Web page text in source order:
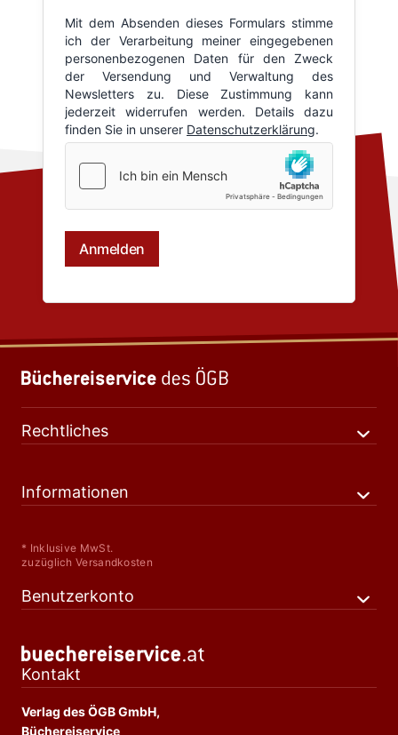
Rechtliches
Informationen
* Inklusive MwSt.
zuzüglich Versandkosten
Benutzerkonto
Kontakt
Verlag des ÖGB GmbH,
Büchereiservice